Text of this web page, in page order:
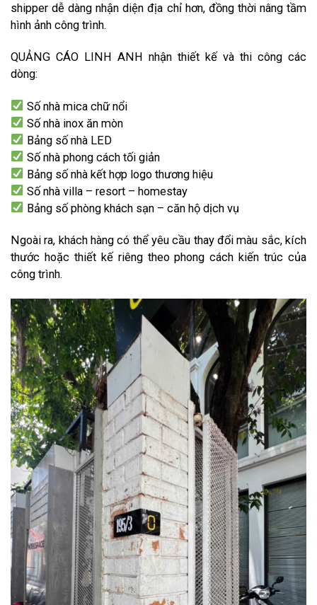
shipper dễ dàng nhận diện địa chỉ hơn, đồng thời nâng tầm
hình ảnh công trình.
QUẢNG CÁO LINH ANH nhận thiết kế và thi công các
dòng:
Số nhà mica chữ nổi
Số nhà inox ăn mòn
Bảng số nhà LED
Số nhà phong cách tối giản
Bảng số nhà kết hợp logo thương hiệu
Số nhà villa – resort – homestay
Bảng số phòng khách sạn – căn hộ dịch vụ
Ngoài ra, khách hàng có thể yêu cầu thay đổi màu sắc, kích
thước hoặc thiết kế riêng theo phong cách kiến trúc của
công trình.